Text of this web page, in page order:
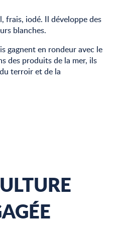
frais, iodé. Il développe des
blanches.
gagnent en rondeur avec le
des produits de la mer, ils
terroir et de la